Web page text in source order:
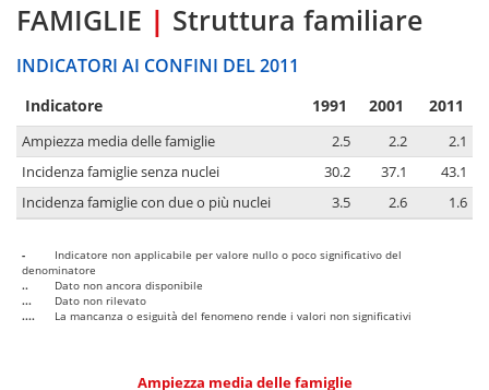
FAMIGLIE | Struttura familiare
INDICATORI AI CONFINI DEL 2011
Indicatore 1991 2001 2011
Ampiezza media delle famiglie 2.5 2.2
2.1
Incidenza famiglie senza nuclei
30.2 37.1
43.1
Incidenza famiglie con due o più nuclei
3.5 2.6 1.6
-
Indicatore non applicabile per valore nullo o poco significativo del
denominatore
..
Dato non ancora disponibile
...
Dato non rilevato
....
La mancanza o esiguità del fenomeno rende i valori non significativi
Ampiezza media delle famiglie